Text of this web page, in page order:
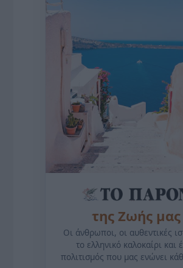
της Ζωής μας
Οι άνθρωποι, οι αυθεντικές
το ελληνικό καλοκαίρι και
πολιτισμός που μας ενώνει